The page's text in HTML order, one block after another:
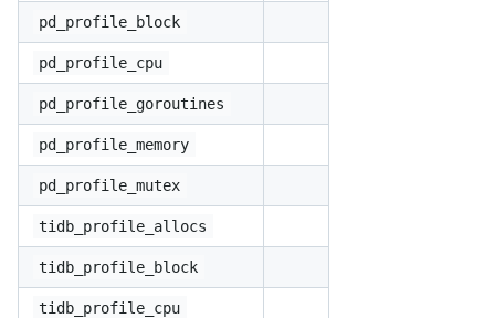
pd_profile_block
pd_profile_cpu
pd_profile_goroutines
pd_profile_memory
pd_profile_mutex
tidb_profile_allocs
tidb_profile_block
tidb_profile_cpu